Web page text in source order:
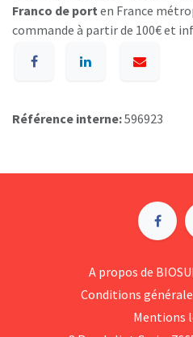
Franco de port en France
commande à partir de 100€ et
Référence interne:596923
A p​ropos de
Conditions
Mentions